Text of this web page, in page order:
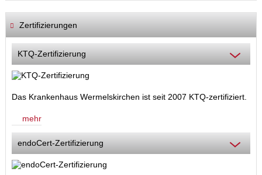
Zertifizierungen
KTQ-Zertifizierung
Das Krankenhaus Wermelskirchen ist seit 2007 KTQ-zertifiziert.
mehr
endoCert-Zertifizierung